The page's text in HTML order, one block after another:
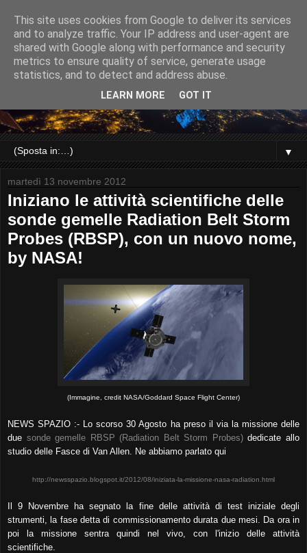
▼
martedì 13 novembre 2012
Iniziano le attività scientifiche delle
sonde gemelle Radiation Belt Storm
Probes (RBSP), con un nuovo nome,
by NASA!
(Immagine, credit NASA/Goddard Space Flight Center)
NEWS SPAZIO :- Lo scorso 30 Agosto ha preso il via la missione delle
due sonde gemelle RBSP (Radiation Belt Storm Probes)dedicate allo
studio delle Fasce di Van Allen. Ne abbiamo parlato qui
http://newsspazio.blogspot.it/2012/08/iniziata-la-missione-nasa-radiation.html
Il 9 Novembre ha segnato la fine delle attività di test iniziale degli
strumenti, la fase detta di commissionamento durata due mesi . Da ora in
poi la missione sentra quindi nel vivo, con l'inizio delle attività
scientifiche.
This site uses cookies from Google to deliver its services
and to analyze traffic. Your IP address and user-agent are
shared with Google along with performance and security
metrics to ensure quality of service, generate usage
statistics, and to detect and address abuse.
LEARN MORE GOT IT